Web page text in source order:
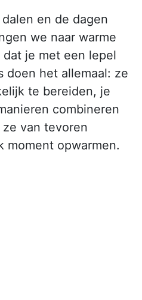
en de dagen
we naar warme
je met een lepel
doen het allemaal: ze
te bereiden, je
combineren
van tevoren
moment opwarmen.